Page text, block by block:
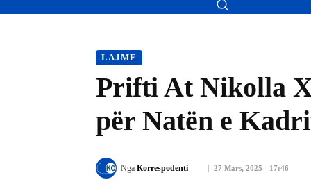
LAJME
Prifti At Nikolla
për Natën e
27 Mars, 2025 - 17:46
Nga Korrespodenti